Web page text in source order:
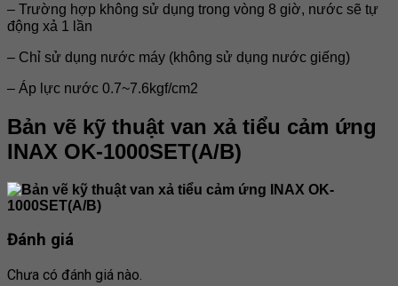
– Trường hợp không sử dụng trong vòng 8 giờ, nước sẽ tự
động xả 1 lần
– Chỉ sử dụng nước máy (không sử dụng nước giếng)
– Áp lực nước 0.7~7.6kgf/cm2
Bản vẽ kỹ thuật van xả tiểu cảm ứng
INAX OK-1000SET(A/B)
Đánh giá
Chưa có đánh giá nào.